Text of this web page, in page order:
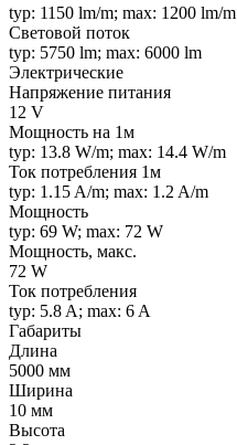
typ: 1150 lm/m; max: 1200 lm/m
Световой поток
typ: 5750 lm; max: 6000 lm
Электрические
Напряжение питания
12 V
Мощность на 1м
typ: 13.8 W/m; max: 14.4 W/m
Ток потребления 1м
typ: 1.15 A/m; max: 1.2 A/m
Мощность
typ: 69 W; max: 72 W
Мощность, макс.
72 W
Ток потребления
typ: 5.8 A; max: 6 A
Габариты
Длина
5000 мм
Ширина
10 мм
Высота